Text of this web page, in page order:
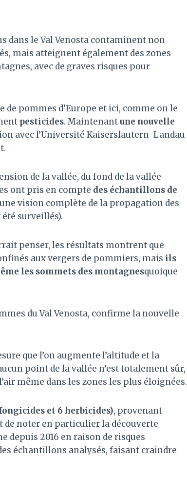
dans le Val Venosta contaminent non
mais atteignent également des zones
avec de graves risques pour
de pommes d’Europe et ici, comme on le
pesticides. Maintenantune nouvelle
avec l’Université Kaiserslautern-Landau
de la vallée, du fond de la vallée
ont pris en compte des échantillons de
vision complète de la propagation des
surveillés).
penser, les résultats montrent que
aux vergers de pommiers, mais ils
les sommets des montagnesquoique
du Val Venosta, confirme la nouvelle
que l’on augmente l’altitude et la
point de la vallée n’est totalement sûr,
même dans les zones les plus éloignées.
et 6 herbicides), provenant
noter en particulier la découverte
depuis 2016 en raison de risques
échantillons analysés, faisant craindre